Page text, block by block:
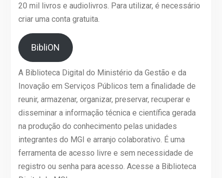
20 mil livros e audiolivros. Para utilizar, é necessário
criar uma conta gratuita.
BibliON
A Biblioteca Digital do Ministério da Gestão e da
Inovação em Serviços Públicos tem a finalidade de
reunir, armazenar, organizar, preservar, recuperar e
disseminar a informação técnica e científica gerada
na produção do conhecimento pelas unidades
integrantes do MGI e arranjo colaborativo. É uma
ferramenta de acesso livre e sem necessidade de
registro ou senha para acesso. Acesse a Biblioteca